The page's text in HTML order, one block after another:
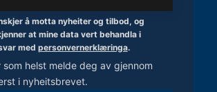
å motta nyheiter og tilbod, og
at mine data vert behandla i
med personvernerklæringa.
som helst melde deg av gjennom
i nyheitsbrevet.